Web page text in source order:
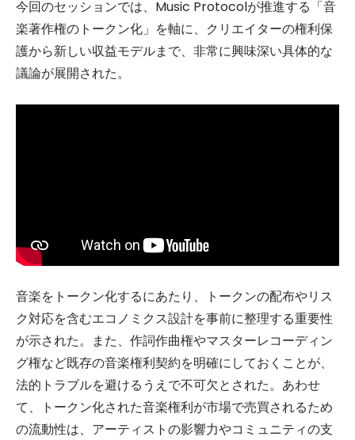
今回のセッションでは、Music Protocolが推進する「音
楽著作権のトークン化」を軸に、クリエイターの権利保
護から新しい収益モデルまで、非常に興味深い具体的な
議論が展開された。
音楽をトークン化するにあたり、トークンの配布やリス
ク対応を含むエコノミクス設計を事前に整理する重要性
が示された。また、作詞作曲権やマスターレコーディン
グ権など既存の音楽権利契約を明確にしておくことが、
法的トラブルを避けるうえで不可欠とされた。あわせ
て、トークン化された音楽権利が市場で売買されるため
の流動性は、アーティストの影響力やコミュニティの支